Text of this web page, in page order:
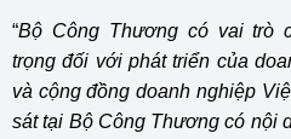
“Bộ Công Thương có vai trò
trọng đối với phát triển của
và cộng đồng doanh nghiệp
sát tại Bộ Công Thương có nội